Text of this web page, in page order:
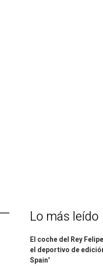
Lo más leído
El coche del Rey
el deportivo de
Spain'